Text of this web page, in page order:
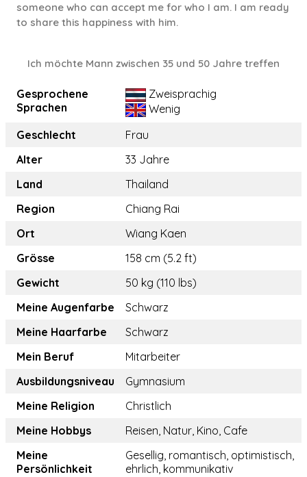
someone who can accept me for who I am. I am ready
to share this happiness with him.
Ich möchte Mann zwischen 35 und 50 Jahre treffen
Gesprochene
Sprachen
Zweisprachig
Wenig
Geschlecht
Frau
Alter
33 Jahre
Land
Thailand
Region
Chiang Rai
Ort
Wiang Kaen
Grösse
158 cm (5.2 ft)
Gewicht
50 kg (110 lbs)
Meine Augenfarbe
Schwarz
Meine Haarfarbe
Schwarz
Mein Beruf
Mitarbeiter
Ausbildungsniveau
Gymnasium
Meine Religion
Christlich
Meine Hobbys
Reisen, Natur, Kino, Cafe
Meine
Persönlichkeit
Gesellig, romantisch, optimistisch,
ehrlich, kommunikativ